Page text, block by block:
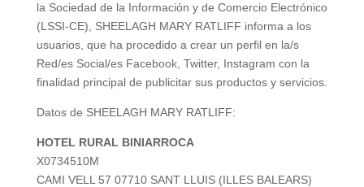
la Sociedad de la Información y de Comercio Electrónico
(LSSI-CE), SHEELAGH MARY RATLIFF informa a los
usuarios, que ha procedido a crear un perfil en la/s
Red/es Social/es Facebook, Twitter, Instagram con la
finalidad principal de publicitar sus productos y servicios.
Datos de SHEELAGH MARY RATLIFF:
HOTEL RURAL BINIARROCA
X0734510M
CAMI VELL 57 07710 SANT LLUIS (ILLES BALEARS)